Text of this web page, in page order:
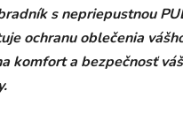
s nepriepustnou
ochranu oblečenia
komfort a bezpečnosť